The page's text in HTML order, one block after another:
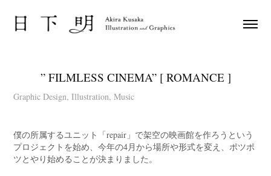
” FILMLESS CINEMA” [ ROMANCE ]
Graphic Design, Illustration, Music
僕の所属するユニット「repair」で架空の映画館を作ろうという
プロジェクトを始め、今年の4月から場所や形式を変え、ポツポ
ツとやり始めることが決まりました。